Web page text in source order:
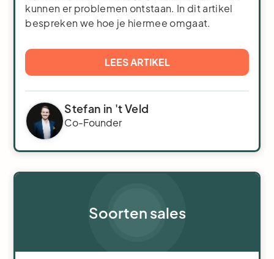
kunnen er problemen ontstaan. In dit artikel
bespreken we hoe je hiermee omgaat.
LEES ARTIKEL
Stefan in 't Veld
Co-Founder
Soorten sales